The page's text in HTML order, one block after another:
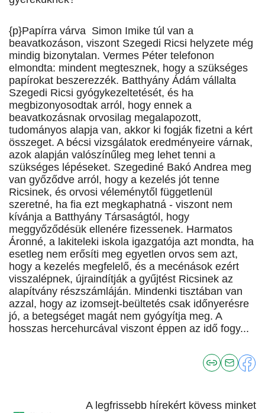
{p}Papírra várva Simon Imike túl van a
beavatkozáson, viszont Szegedi Ricsi helyzete még
mindig bizonytalan. Vermes Péter telefonon
elmondta: mindent megtesznek, hogy a szükséges
papírokat beszerezzék. Batthyány Ádám vállalta
Szegedi Ricsi gyógykezeltetését, és ha
megbizonyosodtak arról, hogy ennek a
beavatkozásnak orvosilag megalapozott,
tudományos alapja van, akkor ki fogják fizetni a kért
összeget. A bécsi vizsgálatok eredményeire várnak,
azok alapján valószínűleg meg lehet tenni a
szükséges lépéseket. Szegediné Bakó Andrea meg
van győződve arról, hogy a kezelés jót tenne
Ricsinek, és orvosi véleménytől függetlenül
szeretné, ha fia ezt megkaphatná - viszont nem
kívánja a Batthyány Társaságtól, hogy
meggyőződésük ellenére fizessenek. Harmatos
Áronné, a lakiteleki iskola igazgatója azt mondta, ha
esetleg nem erősíti meg egyetlen orvos sem azt,
hogy a kezelés megfelelő, és a mecénások ezért
visszalépnek, újraindítják a gyűjtést Ricsinek az
alapítvány részszámláján. Mindenki tisztában van
azzal, hogy az izomsejt-beültetés csak időnyerésre
jó, a betegséget magát nem gyógyítja meg. A
hosszas hercehurcával viszont éppen az idő fogy...
A legfrissebb hírekért kövess minket